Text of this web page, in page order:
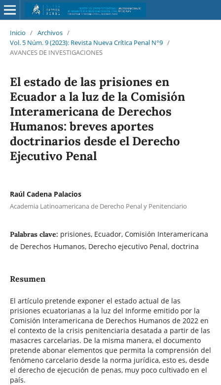
Inicio / Archivos /
Vol. 5 Núm. 9 (2023): Revista Nueva Crí­tica Penal N°9 /
AVANCES DE INVESTIGACIONES
El estado de las prisiones en
Ecuador a la luz de la Comisión
Interamericana de Derechos
Humanos: breves aportes
doctrinarios desde el Derecho
Ejecutivo Penal
Raúl Cadena Palacios
Academia Latinoamericana de Derecho Penal y Penitenciario
Palabras clave: prisiones, Ecuador, Comisión Interamericana
de Derechos Humanos, Derecho ejecutivo Penal, doctrina
Resumen
El artículo pretende exponer el estado actual de las
prisiones ecuatorianas a la luz del Informe emitido por la
Comisión Interamericana de Derechos Humanos de 2022 en
el contexto de la crisis penitenciaria desatada a partir de las
masacres carcelarias. De la misma manera, el documento
pretende abonar elementos que permita la comprensión del
fenómeno carcelario desde la norma jurídica, esto es, desde
el derecho de ejecución de penas, muy poco cultivado en el
país.